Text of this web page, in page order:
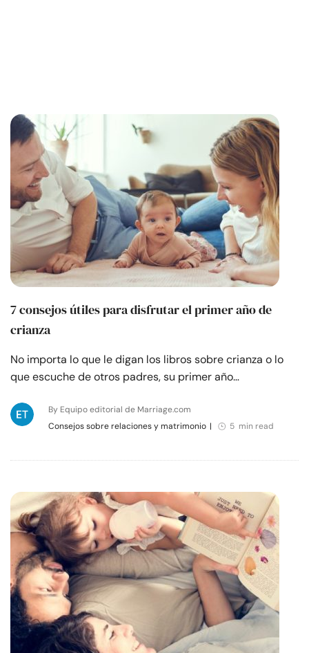
7 consejos útiles para disfrutar el primer año de
crianza
No importa lo que le digan los libros sobre crianza o lo
que escuche de otros padres, su primer año…
By Equipo editorial de Marriage.com
Consejos sobre relaciones y matrimonio | 5 min read